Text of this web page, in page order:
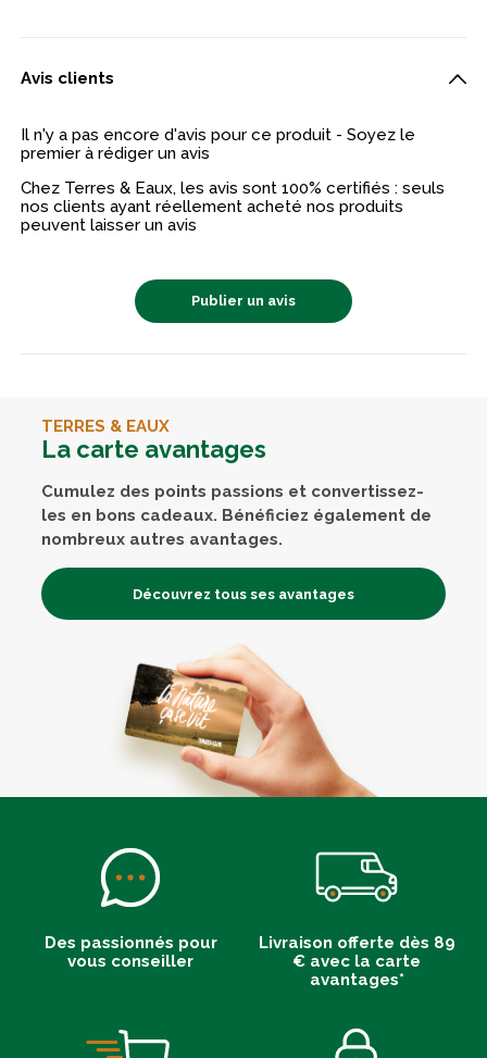
Avis clients
Il n'y a pas encore d'avis pour ce produit - Soyez le
premier à rédiger un avis
Chez Terres & Eaux, les avis sont 100% certifiés : seuls
nos clients ayant réellement acheté nos produits
peuvent laisser un avis
Publier un avis
TERRES & EAUX
La carte avantages
Cumulez des points passions et convertissez-
les en bons cadeaux. Bénéficiez également de
nombreux autres avantages.
Découvrez tous ses avantages
Des passionnés pour
vous conseiller
Livraison offerte dès 89
€ avec la carte
avantages*